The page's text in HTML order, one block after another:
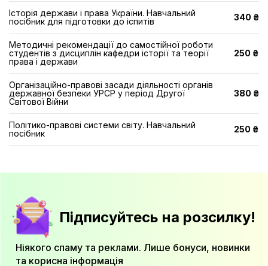
Історія держави і права України. Навчальний
посібник для підготовки до іспитів
340 ₴
Методичні рекомендації до самостійної роботи
студентів з дисциплін кафедри історії та теорії
права і держави
250 ₴
Організаційно-правові засади діяльності органів
державної безпеки УРСР у період Другої
Світової Війни
380 ₴
Політико-правові системи світу. Навчальний
посібник
250 ₴
Підписуйтесь на розсилку!
Ніякого спаму та реклами. Лише бонуси, новинки
та корисна інформація